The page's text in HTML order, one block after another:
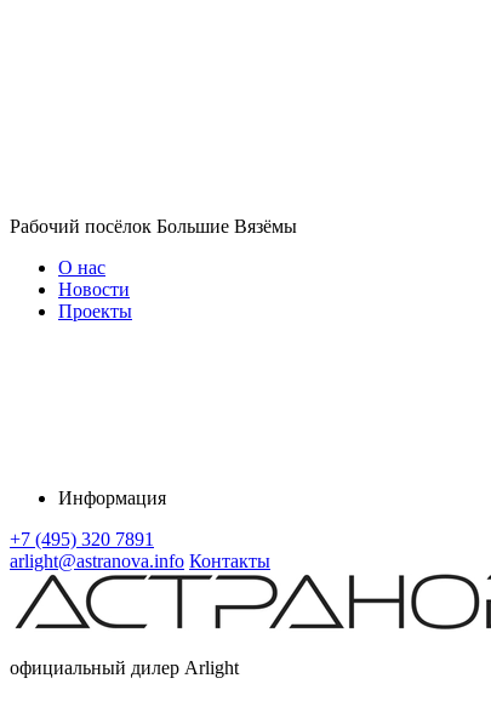
Рабочий посёлок Большие Вязёмы
О нас
Новости
Проекты
Информация
+7 (495) 320 7891
arlight@astranova.info Контакты
официальный дилер Arlight